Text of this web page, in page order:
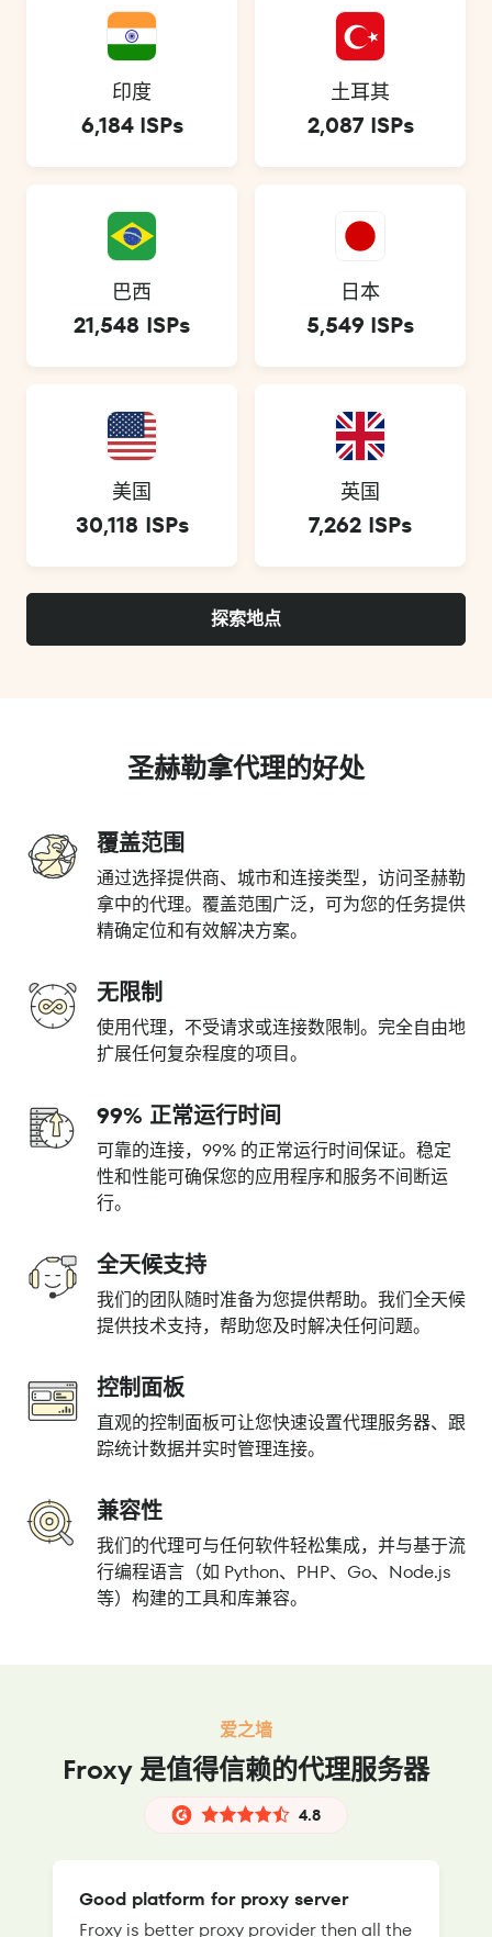
印度
6,184 ISPs
土耳其
2,087 ISPs
巴西
21,548 ISPs
日本
5,549 ISPs
美国
30,118 ISPs
英国
7,262 ISPs
探索地点
圣赫勒拿代理的好处
覆盖范围
通过选择提供商、城市和连接类型，访问圣赫勒
拿中的代理。覆盖范围广泛，可为您的任务提供
精确定位和有效解决方案。
无限制
使用代理，不受请求或连接数限制。完全自由地
扩展任何复杂程度的项目。
99% 正常运行时间
可靠的连接，99% 的正常运行时间保证。稳定
性和性能可确保您的应用程序和服务不间断运
行。
全天候支持
我们的团队随时准备为您提供帮助。我们全天候
提供技术支持，帮助您及时解决任何问题。
控制面板
直观的控制面板可让您快速设置代理服务器、跟
踪统计数据并实时管理连接。
兼容性
我们的代理可与任何软件轻松集成，并与基于流
行编程语言（如 Python、PHP、Go、Node.js
等）构建的工具和库兼容。
爱之墙
Froxy 是值得信赖的代理服务器
4.8
Good platform for proxy server
Froxy is better proxy provider then all the